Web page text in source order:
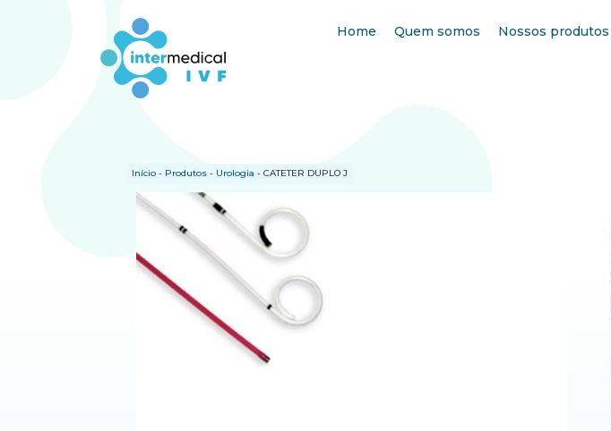
Home Quem somos Nossos produtos
Início - Produtos - Urologia - CATETER DUPLO J